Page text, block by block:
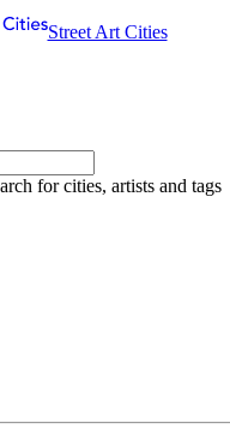
Street Art Cities
for cities, artists and tags